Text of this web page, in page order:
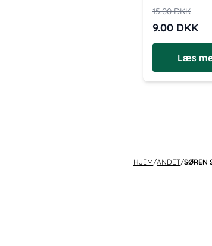
15.00DKK
9.00 DKK
Læs
HJEM/ANDET/SØREN